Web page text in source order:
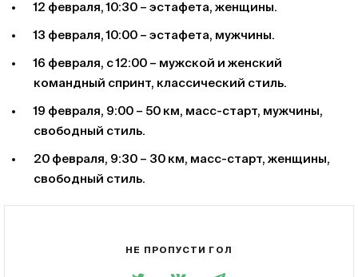
12 февраля, 10:30 – эстафета, женщины.
13 февраля, 10:00 – эстафета, мужчины.
16 февраля, с 12:00 – мужской и женский
командный спринт, классический стиль.
19 февраля, 9:00 – 50 км, масс-старт, мужчины,
свободный стиль.
20 февраля, 9:30 – 30 км, масс-старт, женщины,
свободный стиль.
НЕ ПРОПУСТИ ГОЛ